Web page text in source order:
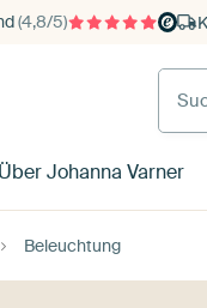
(4,8/5)
Über Johanna Varner
Beleuchtung